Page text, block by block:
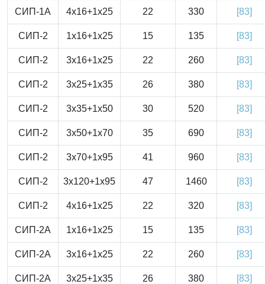
СИП-1А 4x16+1x25 22 330 [83]
СИП-2 1x16+1x25 15 135 [83]
СИП-2 3x16+1x25 22 260 [83]
СИП-2 3x25+1x35 26 380 [83]
СИП-2 3x35+1x50 30 520 [83]
СИП-2 3x50+1x70 35 690 [83]
СИП-2 3x70+1x95 41 960 [83]
СИП-2 3x120+1x95 47 1460 [83]
СИП-2 4x16+1x25 22 320 [83]
СИП-2А 1x16+1x25 15 135 [83]
СИП-2А 3x16+1x25 22 260 [83]
СИП-2А 3x25+1x35 26 380 [83]